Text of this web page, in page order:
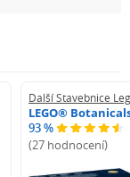
Další Stavebnice
LEGO®
93 %
(27 hodnocení)